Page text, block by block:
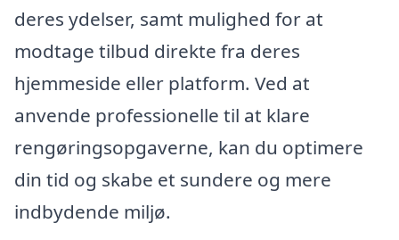
deres ydelser, samt mulighed for at
modtage tilbud direkte fra deres
hjemmeside eller platform. Ved at
anvende professionelle til at klare
rengøringsopgaverne, kan du optimere
din tid og skabe et sundere og mere
indbydende miljø.